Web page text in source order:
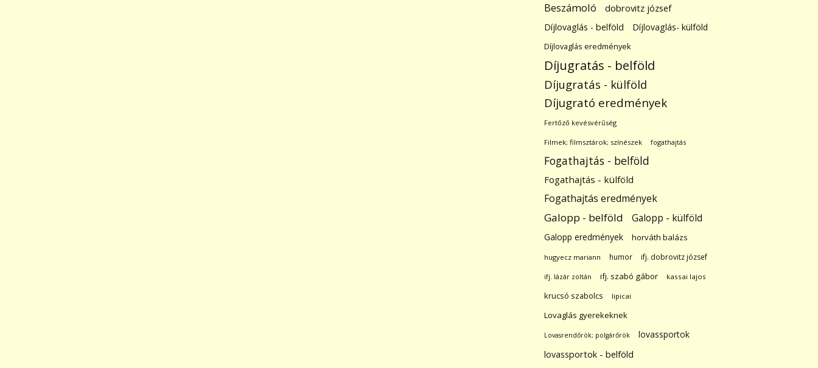
Beszámoló dobrovitz józsef
Díjlovaglás - belföld Díjlovaglás- külföld
Díjlovaglás eredmények
Díjugratás - belföld
Díjugratás - külföld
Díjugrató eredmények
Fertőző kevésvérűség
Filmek; filmsztárok; színészek fogathajtás
Fogathajtás - belföld
Fogathajtás - külföld
Fogathajtás eredmények
Galopp - belföld Galopp - külföld
Galopp eredmények horváth balázs
hugyecz mariann humor ifj. dobrovitz józsef
ifj. lázár zoltán ifj. szabó gábor kassai lajos
krucsó szabolcs lipicai
Lovaglás gyerekeknek
Lovasrendőrök; polgárőrök
lovassportok
lovassportok - belföld